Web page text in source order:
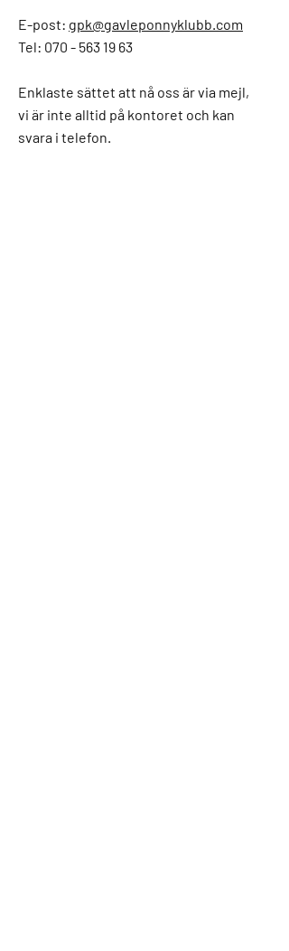
E-post: gpk@gavleponnyklubb.com
Tel: 070 - 563 19 63
Enklaste sättet att nå oss är via mejl,
vi är inte alltid på kontoret och kan
svara i telefon.